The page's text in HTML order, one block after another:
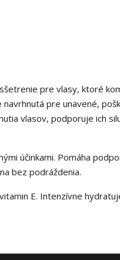
pre vlasy, ktoré
pre unavené,
vlasov, podporuje ich
účinkami. Pomáha
bez podráždenia.
E. Intenzívne